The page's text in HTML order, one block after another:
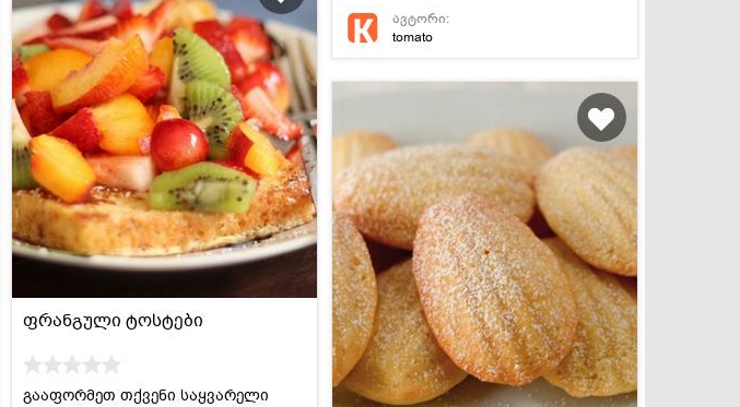
ავტორი:
tomato
ფრანგული ტოსტები
გააფორმეთ თქვენი საყვარელი